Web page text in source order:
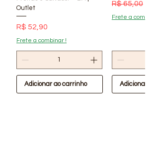
Outlet
Preço
R$ 52,90
Frete a combinar !
Adicionar ao carrinho
Preço normal
R$ 65,00
Frete a combinar !
Adicionar ao